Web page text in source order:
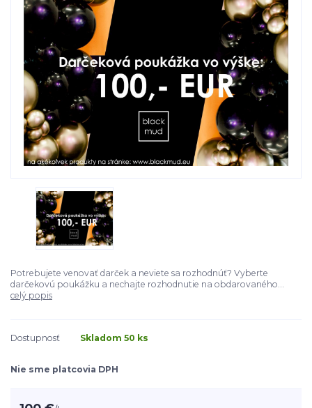
Potrebujete venovať darček a neviete sa rozhodnúť? Vyberte
darčekovú poukážku a nechajte rozhodnutie na obdarovaného...
celý popis
Dostupnosť Skladom 50 ks
Nie sme platcovia DPH